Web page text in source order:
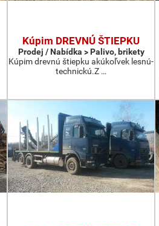
Kúpim DREVNÚ ŠTIEPKU
Prodej / Nabídka > Palivo, brikety
Kúpim drevnú štiepku akúkoľvek lesnú-
technickú.Z …